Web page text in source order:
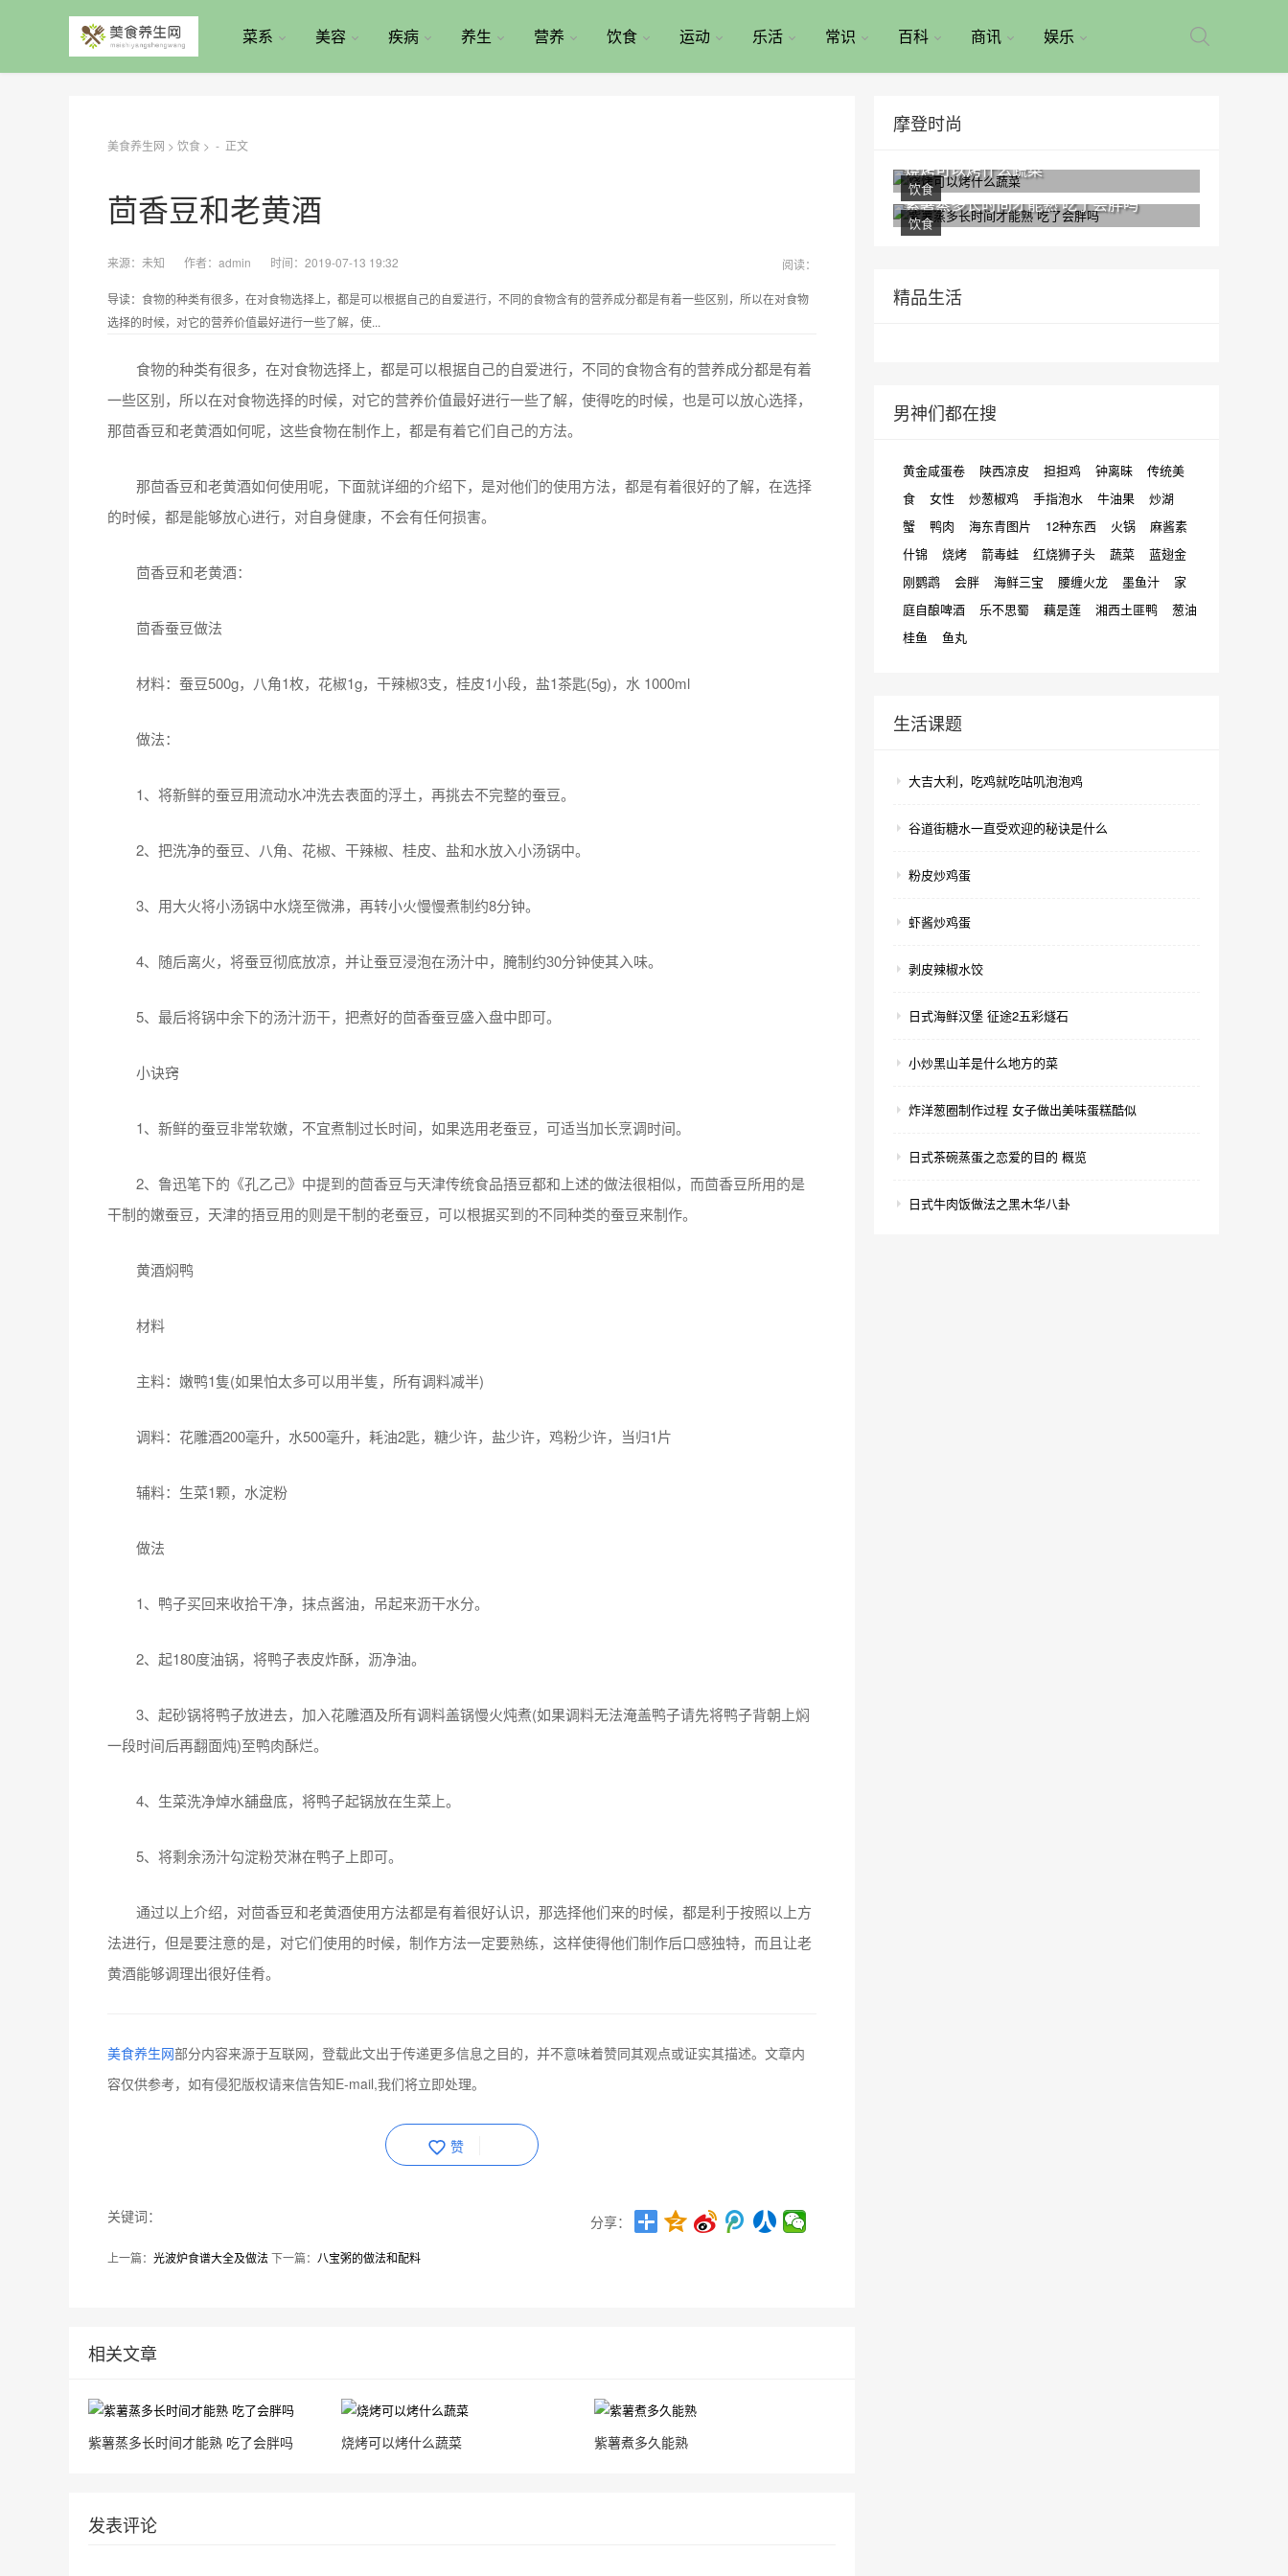
菜系 美容 疾病 养生 营养 饮食 运动 乐活 常识 百科 商讯 娱乐
美食养生网 > 饮食 > - 正文
茴香豆和老黄酒
来源： 未知 作者： admin 时间：2019-07-13 19:32 阅读：
导读：食物的种类有很多，在对食物选择上，都是可以根据自己的自爱进行，不同的食物含有的营养成分都是有着一些区别，所以在对食物
选择的时候，对它的营养价值最好进行一些了解，使...
食物的种类有很多，在对食物选择上，都是可以根据自己的自爱进行，不同的食物含有的营养成分都是有着
一些区别，所以在对食物选择的时候，对它的营养价值最好进行一些了解，使得吃的时候，也是可以放心选择，
那茴香豆和老黄酒如何呢，这些食物在制作上，都是有着它们自己的方法。
那茴香豆和老黄酒如何使用呢，下面就详细的介绍下，是对他们的使用方法，都是有着很好的了解，在选择
的时候，都是能够放心进行，对自身健康，不会有任何损害。
茴香豆和老黄酒：
茴香蚕豆做法
材料：蚕豆500g，八角1枚，花椒1g，干辣椒3支，桂皮1小段，盐1茶匙(5g)，水 1000ml
做法：
1、将新鲜的蚕豆用流动水冲洗去表面的浮土，再挑去不完整的蚕豆。
2、把洗净的蚕豆、八角、花椒、干辣椒、桂皮、盐和水放入小汤锅中。
3、用大火将小汤锅中水烧至微沸，再转小火慢慢煮制约8分钟。
4、随后离火，将蚕豆彻底放凉，并让蚕豆浸泡在汤汁中，腌制约30分钟使其入味。
5、最后将锅中余下的汤汁沥干，把煮好的茴香蚕豆盛入盘中即可。
小诀窍
1、新鲜的蚕豆非常软嫩，不宜煮制过长时间，如果选用老蚕豆，可适当加长烹调时间。
2、鲁迅笔下的《孔乙己》中提到的茴香豆与天津传统食品捂豆都和上述的做法很相似，而茴香豆所用的是
干制的嫩蚕豆，天津的捂豆用的则是干制的老蚕豆，可以根据买到的不同种类的蚕豆来制作。
黄酒焖鸭
材料
主料：嫩鸭1隻(如果怕太多可以用半隻，所有调料减半)
调料：花雕酒200毫升，水500毫升，耗油2匙，糖少许，盐少许，鸡粉少许，当归1片
辅料：生菜1颗，水淀粉
做法
1、鸭子买回来收拾干净，抹点酱油，吊起来沥干水分。
2、起180度油锅，将鸭子表皮炸酥，沥净油。
3、起砂锅将鸭子放进去，加入花雕酒及所有调料盖锅慢火炖煮(如果调料无法淹盖鸭子请先将鸭子背朝上焖
一段时间后再翻面炖)至鸭肉酥烂。
4、生菜洗净焯水舖盘底，将鸭子起锅放在生菜上。
5、将剩余汤汁勾淀粉芡淋在鸭子上即可。
通过以上介绍，对茴香豆和老黄酒使用方法都是有着很好认识，那选择他们来的时候，都是利于按照以上方
法进行，但是要注意的是，对它们使用的时候，制作方法一定要熟练，这样使得他们制作后口感独特，而且让老
黄酒能够调理出很好佳肴。
美食养生网部分内容来源于互联网，登载此文出于传递更多信息之目的，并不意味着赞同其观点或证实其描述。文章内
容仅供参考，如有侵犯版权请来信告知E-mail,我们将立即处理。
赞
关键词： 分享：
上一篇： 光波炉食谱大全及做法下一篇： 八宝粥的做法和配料
相关文章
紫薯蒸多长时间才能熟 吃了会胖吗 烧烤可以烤什么蔬菜 紫薯煮多久能熟
发表评论
摩登时尚
烧烤可以烤什么蔬菜
饮食
紫薯蒸多长时间才能熟 吃了会胖吗
饮食
精品生活
男神们都在搜
黄金咸蛋卷 陕西凉皮 担担鸡 钟离昧
传统美
食
女性 炒葱椒鸡 手指泡水 牛油果
炒湖
蟹
鸭肉 海东青图片 12种东西 火锅
麻酱素
什锦
烧烤 箭毒蛙 红烧狮子头 蔬菜
蓝翅金
刚鹦鹉
会胖 海鲜三宝 腰缠火龙 墨鱼汁
家
庭自酿啤酒
乐不思蜀 藕是莲 湘西土匪鸭
葱油
桂鱼
鱼丸
生活课题
大吉大利，吃鸡就吃咕叽泡泡鸡
谷道街糖水一直受欢迎的秘诀是什么
粉皮炒鸡蛋
虾酱炒鸡蛋
剥皮辣椒水饺
日式海鲜汉堡 征途2五彩燧石
小炒黑山羊是什么地方的菜
炸洋葱圈制作过程 女子做出美味蛋糕酷似
日式茶碗蒸蛋之恋爱的目的 概览
日式牛肉饭做法之黑木华八卦